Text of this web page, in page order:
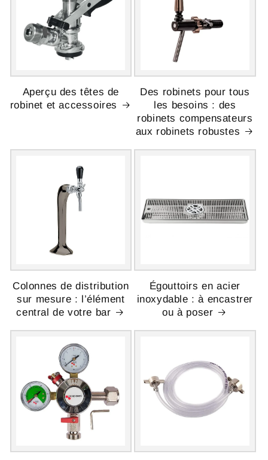
Aperçu des têtes de
robinet et accessoires
Des robinets pour tous
les besoins : des
robinets compensateurs
aux robinets robustes
Colonnes de distribution
sur mesure : l’élément
central de votre bar
Égouttoirs en acier
inoxydable : à encastrer
ou à poser